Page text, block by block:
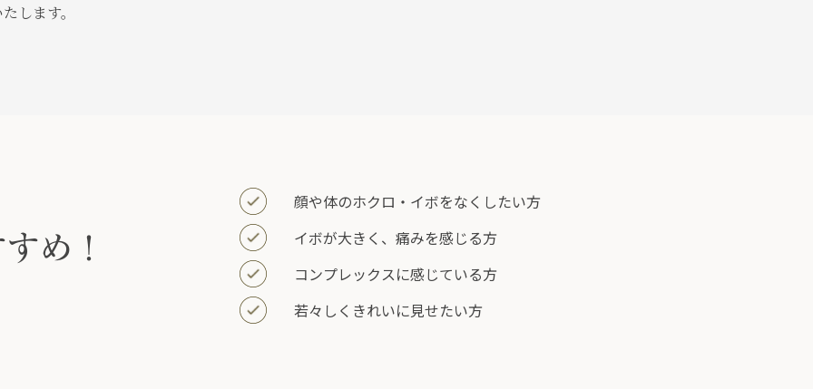
します。
め！
顔や体のホクロ・イボをなくしたい方
イボが大きく、痛みを感じる方
コンプレックスに感じている方
若々しくきれいに見せたい方